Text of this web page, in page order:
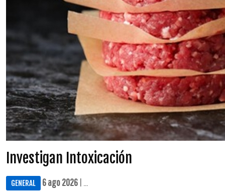
Investigan Intoxicación
GENERAL 6 ago 2026 | ...